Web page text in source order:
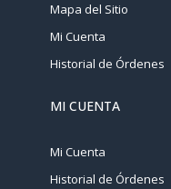
Mapa del Sitio
Mi Cuenta
Historial de Órdenes
MI CUENTA
Mi Cuenta
Historial de Órdenes